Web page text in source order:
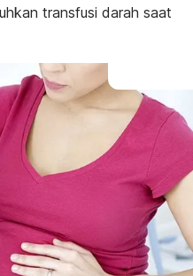
transfusi darah saat